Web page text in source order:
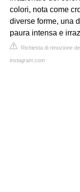
colori, nota come
diverse forme, una
paura intensa e
Richiesta di rimozione
instagram.com